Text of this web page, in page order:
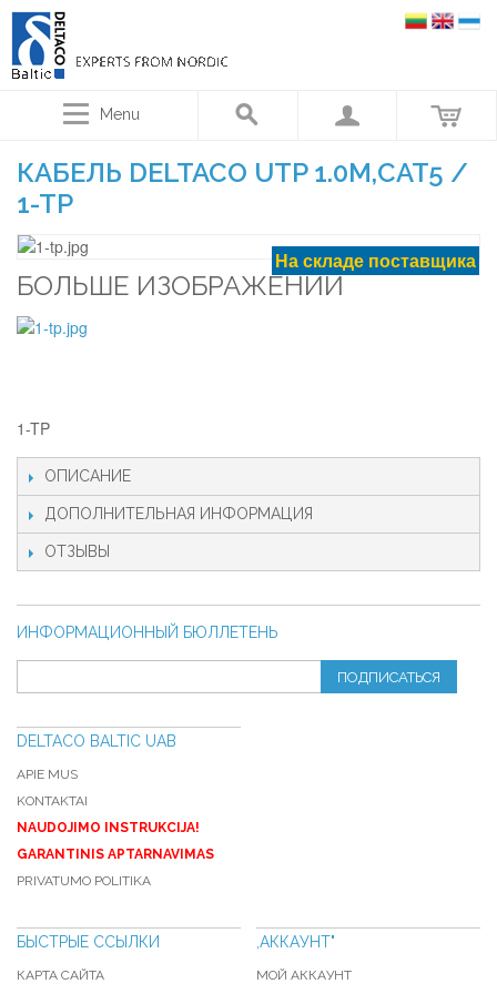
Menu
КАБЕЛЬ DELTACO UTP 1.0M,CAT5 /
1-TP
На складе поставщика
БОЛЬШЕ ИЗОБРАЖЕНИЙ
1-TP
ОПИСАНИЕ
ДОПОЛНИТЕЛЬНАЯ ИНФОРМАЦИЯ
ОТЗЫВЫ
ИНФОРМАЦИОННЫЙ БЮЛЛЕТЕНЬ
ПОДПИСАТЬСЯ
DELTACO BALTIC UAB
APIE MUS
KONTAKTAI
NAUDOJIMO INSTRUKCIJA!
GARANTINIS APTARNAVIMAS
PRIVATUMO POLITIKA
БЫСТРЫЕ ССЫЛКИ
КАРТА САЙТА
,АККАУНТ"
МОЙ АККАУНТ